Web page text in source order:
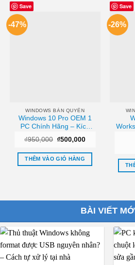
Save
-47%
WINDOWS BẢN QUYỀN
Windows 10 Pro OEM 1
PC Chính Hãng – Kích
Hàng TPHCM
₫950,000 Giá
là:
₫950,000.
₫500,000Giá
tại
₫500,000.
THÊM VÀO GIỎ HÀNG
Save
-26%
BÀI VIẾT